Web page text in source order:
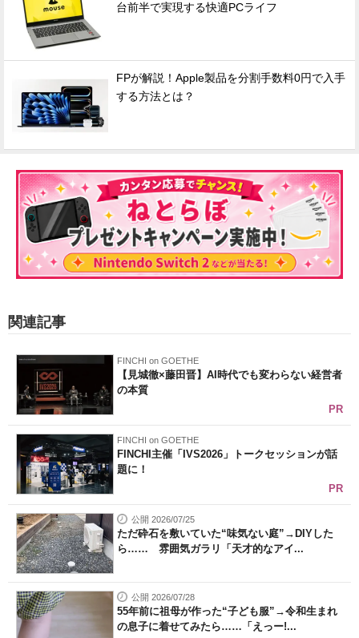
台前半で実現する快適PCライフ
FPが解説！Apple製品を分割手数料0円で入手
する方法とは？
関連記事
FINCHI on GOETHE
【見城徹×藤田晋】AI時代でも変わらない経営者
の本質
PR
FINCHI on GOETHE
FINCHI主催「IVS2026」トークセッションが話
題に！
PR
公開 2026/07/25
ただ砕石を敷いていた“味気ない庭”→DIYした
ら…… 雰囲気ガラリ「天才的なアイ...
公開 2026/07/28
55年前に祖母が作った“子ども服”→令和生まれ
の息子に着せてみたら……「えっー!...